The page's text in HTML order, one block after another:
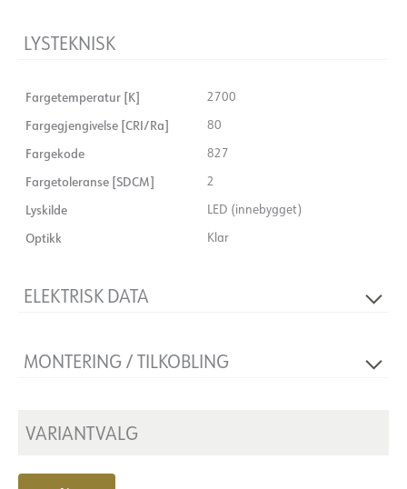
LYSTEKNISK
Fargetemperatur [K] 2700
Fargegjengivelse [CRI/Ra] 80
Fargekode 827
Fargetoleranse [SDCM] 2
Lyskilde LED (innebygget)
Optikk Klar
ELEKTRISK DATA
Spenning [V] 12VDC/AC
Lyseffekt [lm/W]
MONTERING / TILKOBLING
Utsparing [mm]
VARIANTVALG